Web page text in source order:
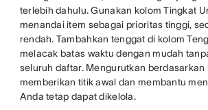
terlebih dahulu. Gunakan kolom Tingkat
menandai item sebagai prioritas tinggi,
rendah. Tambahkan tenggat di kolom
melacak batas waktu dengan mudah
seluruh daftar. Mengurutkan berdasarkan
memberikan titik awal dan membantu
Anda tetap dapat dikelola.